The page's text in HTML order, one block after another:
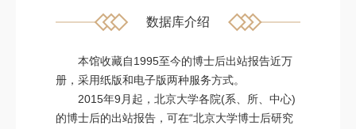
数据库介绍
本馆收藏自1995至今的博士后出站报告近万
册，采用纸版和电子版两种服务方式。
2015年9月起，北京大学各院(系、所、中心)
的博士后的出站报告，可在“北京大学博士后研究